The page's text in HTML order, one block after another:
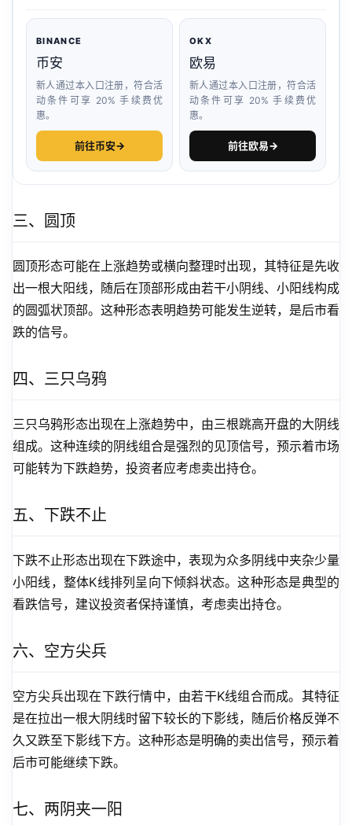
BINANCE
币安
新人通过本入口注册，符合活
动条件可享 20% 手续费优
惠。
前往币安→
OKX
欧易
新人通过本入口注册，符合活
动条件可享 20% 手续费优
惠。
前往欧易→
三、圆顶
圆顶形态可能在上涨趋势或横向整理时出现，其特征是先收
出一根大阳线，随后在顶部形成由若干小阴线、小阳线构成
的圆弧状顶部。这种形态表明趋势可能发生逆转，是后市看
跌的信号。
四、三只乌鸦
三只乌鸦形态出现在上涨趋势中，由三根跳高开盘的大阴线
组成。这种连续的阴线组合是强烈的见顶信号，预示着市场
可能转为下跌趋势，投资者应考虑卖出持仓。
五、下跌不止
下跌不止形态出现在下跌途中，表现为众多阴线中夹杂少量
小阳线，整体K线排列呈向下倾斜状态。这种形态是典型的
看跌信号，建议投资者保持谨慎，考虑卖出持仓。
六、空方尖兵
空方尖兵出现在下跌行情中，由若干K线组合而成。其特征
是在拉出一根大阴线时留下较长的下影线，随后价格反弹不
久又跌至下影线下方。这种形态是明确的卖出信号，预示着
后市可能继续下跌。
七、两阴夹一阳